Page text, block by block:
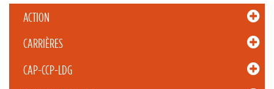
ACTION
CARRIÈRES
CAP-CCP-LDG